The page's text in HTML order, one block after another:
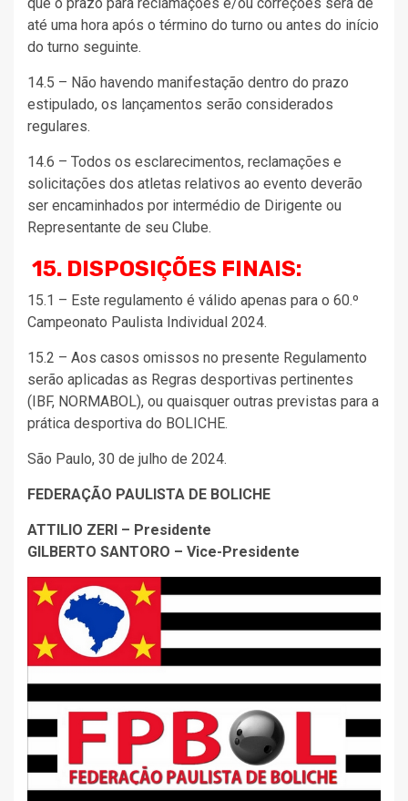
até uma hora após o término do turno ou antes do início
do turno seguinte.
14.5 – Não havendo manifestação dentro do prazo
estipulado, os lançamentos serão considerados
regulares.
14.6 – Todos os esclarecimentos, reclamações e
solicitações dos atletas relativos ao evento deverão
ser encaminhados por intermédio de Dirigente ou
Representante de seu Clube.
15. DISPOSIÇÕES FINAIS:
15.1 – Este regulamento é válido apenas para o 60.º
Campeonato Paulista Individual 2024.
15.2 – Aos casos omissos no presente Regulamento
serão aplicadas as Regras desportivas pertinentes
(IBF, NORMABOL), ou quaisquer outras previstas para a
prática desportiva do BOLICHE.
São Paulo, 30 de julho de 2024.
FEDERAÇÃO PAULISTA DE BOLICHE
ATTILIO ZERI – Presidente
GILBERTO SANTORO – Vice-Presidente